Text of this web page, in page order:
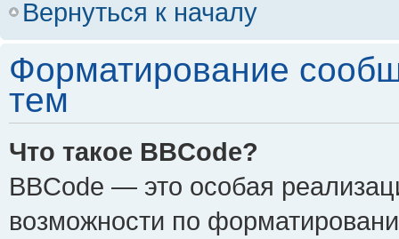
Вернуться к началу
Форматирование
тем
Что такое BBCode?
BBCode — это особая
возможности по